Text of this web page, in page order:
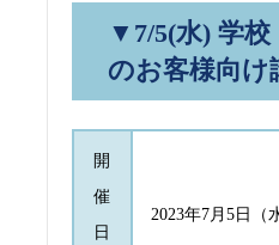
▼7/5(水) 学校
のお客様向
開
催
日
2023年7月5日